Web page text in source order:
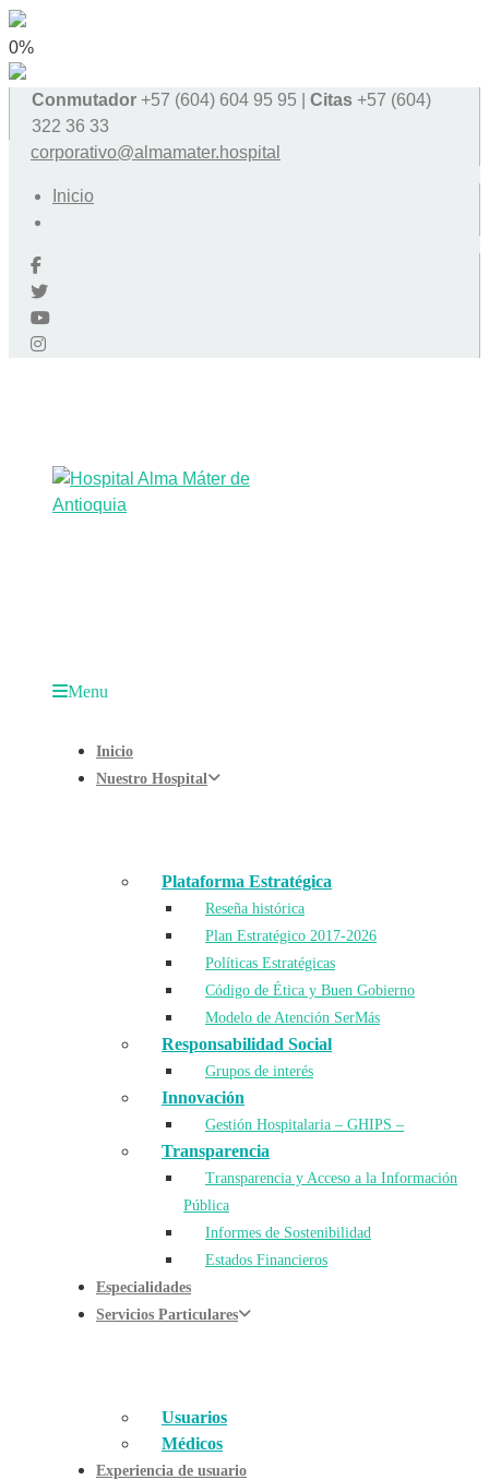
0%
Conmutador +57 (604) 604 95 95 | Citas +57 (604)
322 36 33
corporativo@almamater.hospital
Inicio
Menu
Inicio
Nuestro Hospital
Plataforma Estratégica
Reseña histórica
Plan Estratégico 2017-2026
Políticas Estratégicas
Código de Ética y Buen Gobierno
Modelo de Atención SerMás
Responsabilidad Social
Grupos de interés
Innovación
Gestión Hospitalaria – GHIPS –
Transparencia
Transparencia y Acceso a la Información
Pública
Informes de Sostenibilidad
Estados Financieros
Especialidades
Servicios Particulares
Usuarios
Médicos
Experiencia de usuario